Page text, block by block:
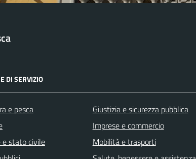
DI SERVIZIO
e pesca
e stato civile
Giustizia e sicurezza pubblica
Imprese e commercio
Mobilità e trasporti